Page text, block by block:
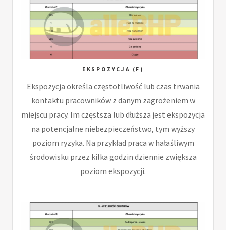
EKSPOZYCJA (F)
Ekspozycja określa częstotliwość lub czas trwania
kontaktu pracowników z danym zagrożeniem w
miejscu pracy. Im częstsza lub dłuższa jest ekspozycja
na potencjalne niebezpieczeństwo, tym wyższy
poziom ryzyka. Na przykład praca w hałaśliwym
środowisku przez kilka godzin dziennie zwiększa
poziom ekspozycji.